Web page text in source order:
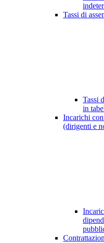
Tassi di
Tassi
in
Incarichi
(dirigenti e